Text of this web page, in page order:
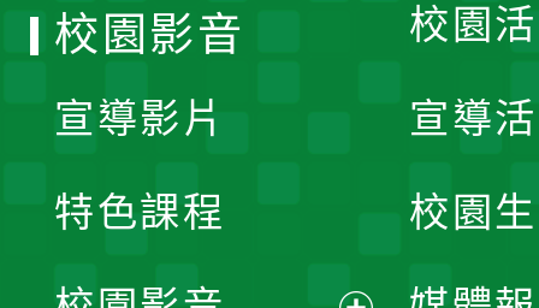
校園
宣導
校園
校園影音
宣導影片
特色課程